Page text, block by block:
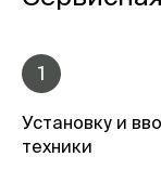
1
Установку и
техники